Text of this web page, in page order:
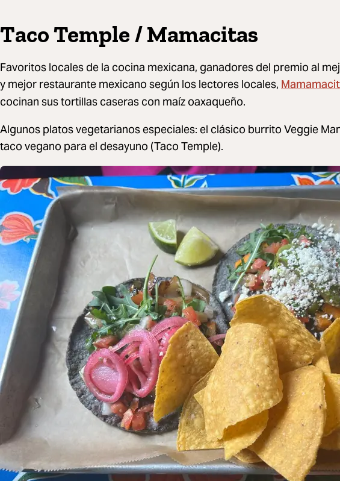
Taco Temple / Mamacitas
Favoritos locales de la cocina mexicana, ganadores del premio al
y mejor restaurante mexicano según los lectores locales,
cocinan sus tortillas caseras con maíz oaxaqueño.
Algunos platos vegetarianos especiales: el clásico burrito Veggie
taco vegano para el desayuno (Taco Temple).